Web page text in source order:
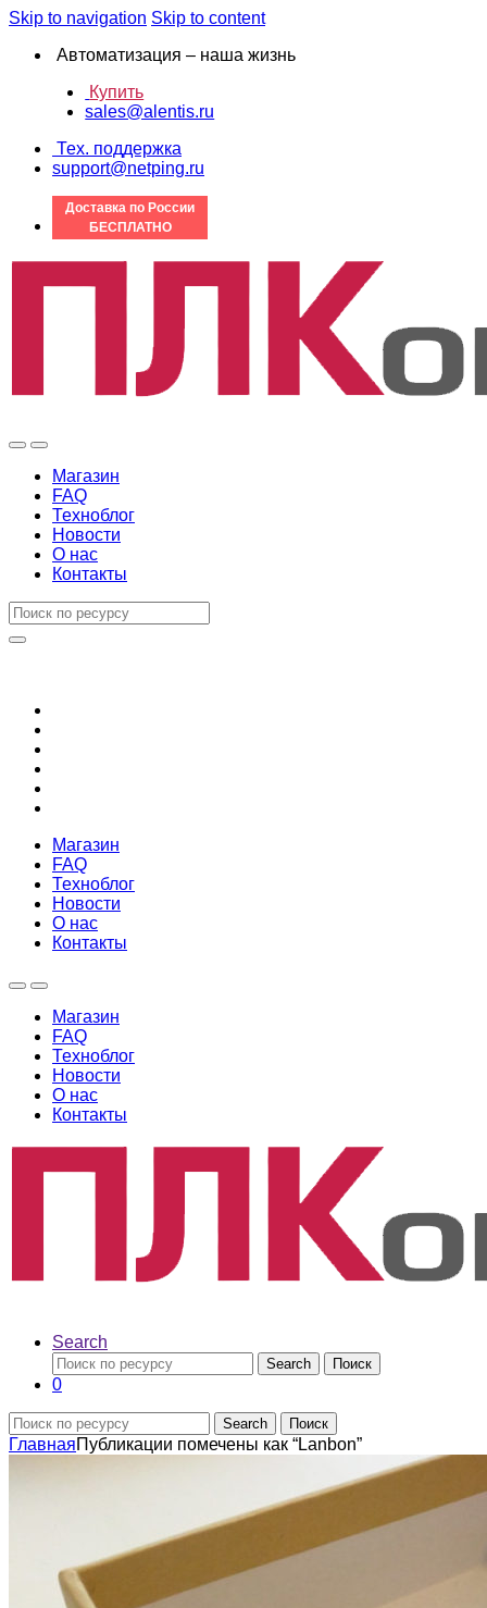
Skip to navigation Skip to content
Автоматизация – наша жизнь
Купить
sales@alentis.ru
Тех. поддержка
support@netping.ru
Доставка по России
БЕСПЛАТНО
Магазин
FAQ
Техноблог
Новости
О нас
Контакты
Магазин
FAQ
Техноблог
Новости
О нас
Контакты
Магазин
FAQ
Техноблог
Новости
О нас
Контакты
Search
Search Поиск
0
Search Поиск
ГлавнаяПубликации помечены как “Lanbon”